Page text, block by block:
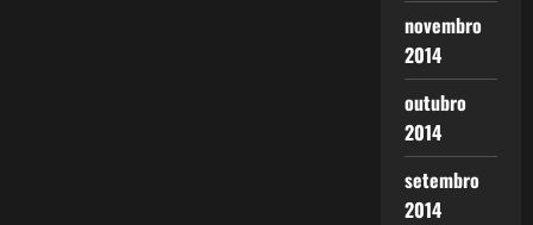
novembro
2014
outubro
2014
setembro
2014